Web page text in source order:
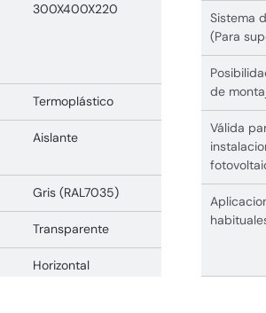
300X400X220
Termoplástico
Aislante
Gris (RAL7035)
Transparente
Horizontal
Sistema
(Para
de
Válida